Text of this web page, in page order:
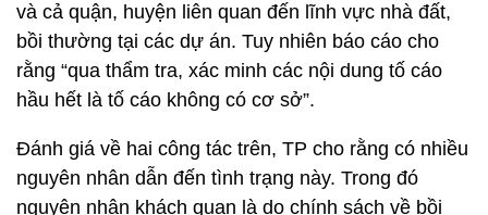
và cả quận, huyện liên quan đến lĩnh vực nhà đất,
bồi thường tại các dự án. Tuy nhiên báo cáo cho
rằng “qua thẩm tra, xác minh các nội dung tố cáo
hầu hết là tố cáo không có cơ sở”.
Đánh giá về hai công tác trên, TP cho rằng có nhiều
nguyên nhân dẫn đến tình trạng này. Trong đó
nguyên nhân khách quan là do chính sách về bồi